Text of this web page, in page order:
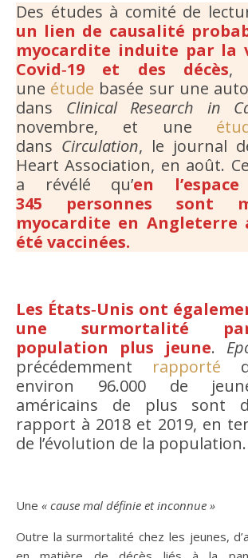
Des études à comité de
un lien de causalité
myocardite induite par la
Covid‑19 et des décès,
une étude basée sur une
dans Clinical Research in
novembre, et une
dans Circulation, le journal
Heart Association, en août.
a révélé qu’en
345 personnes sont
myocardite en Angleterre
été vaccinées.
Les États‑Unis ont
une surmortalité
population plus jeune.
précédemment rapporté
environ 96.000 de
américains de plus sont
rapport à 2018 et 2019, en
de l’évolution de la population.
Une « cause mal définie et inconnue »
Outre la surmortalité chez les jeunes,